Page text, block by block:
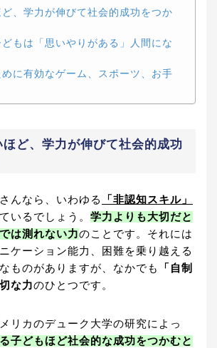
、学力が伸びて社会的成功をつか
もは「思いやりがある」人間にな
に有効なゲーム、スポーツ、お手
ほど、学力が伸びて社会的成功
んなら、いわゆる
「非認知スキル」
いるでしょう。 学力よりも大切だと
は測れない力のことです。それには
ケーション能力、困難を乗り越える
ものがありますが、なかでも
「自制
な力のひとつです。
リカのデューク大学の研究によっ
子どもほど社会的な成功をつかむと